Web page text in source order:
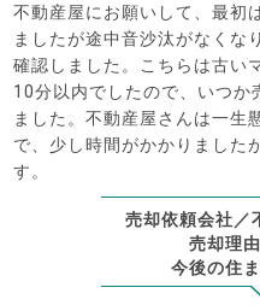
不動産屋にお願いして、最初
ましたが途中音沙汰がなくな
確認しました。こちらは古い
10分以内でしたので、いつか
ました。不動産屋さんは一生
で、少し時間がかかりました
す。
売却依頼会社／
売却理
今後の住